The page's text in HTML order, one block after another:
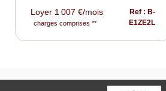
Loyer 1 007 €/mois
charges comprises **
Ref : B-
E1ZE2L